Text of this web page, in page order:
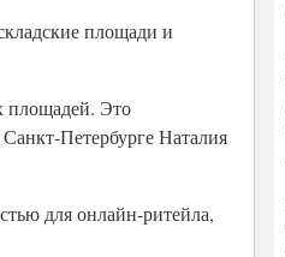
площади и
площадей. Это
Петербурге Наталия
для онлайн-ритейла,